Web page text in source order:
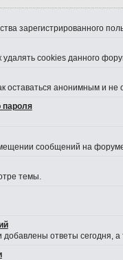
зарегистрированного
удалять cookies данного
оставаться анонимным и
пароля
сообщений на
темы.
ответы сегодня,